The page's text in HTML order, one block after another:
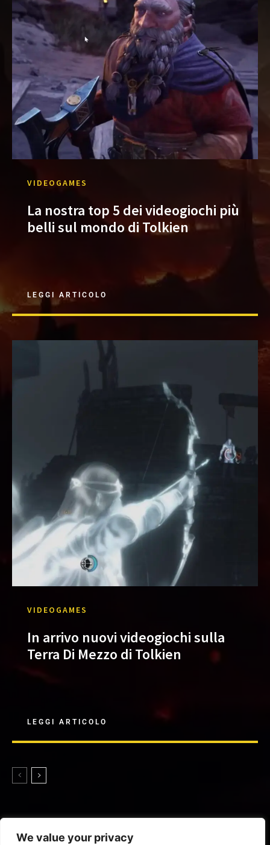
We value your privacy
VIDEOGAMES
La nostra top 5 dei videogiochi più
belli sul mondo di Tolkien
LEGGI ARTICOLO
VIDEOGAMES
In arrivo nuovi videogiochi sulla
Terra Di Mezzo di Tolkien
LEGGI ARTICOLO